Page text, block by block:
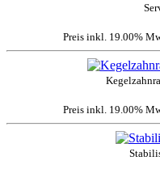
Preis inkl. 19.00%
Preis inkl. 19.00%